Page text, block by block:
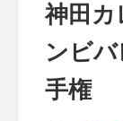
神田カ
ンビ
手権